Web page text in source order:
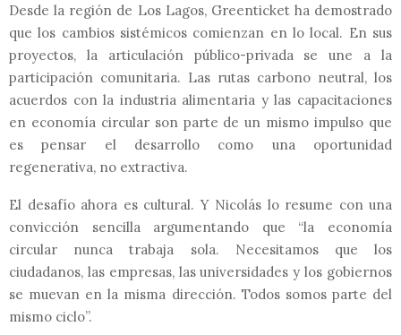
Desde la región de Los Lagos, Greenticket ha demostrado
que los cambios sistémicos comienzan en lo local. En sus
proyectos, la articulación público-privada se une a la
participación comunitaria. Las rutas carbono neutral, los
acuerdos con la industria alimentaria y las capacitaciones
en economía circular son parte de un mismo impulso que
es pensar el desarrollo como una oportunidad
regenerativa, no extractiva.
El desafío ahora es cultural. Y Nicolás lo resume con una
convicción sencilla argumentando que “la economía
circular nunca trabaja sola. Necesitamos que los
ciudadanos, las empresas, las universidades y los gobiernos
se muevan en la misma dirección. Todos somos parte del
mismo ciclo”.